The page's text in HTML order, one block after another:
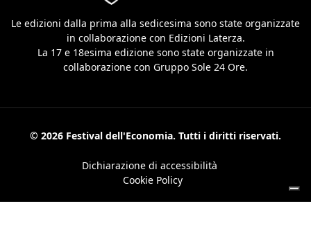
Le edizioni dalla prima alla sedicesima sono state organizzate
in collaborazione con Edizioni Laterza.
La 17 e 18esima edizione sono state organizzate in
collaborazione con Gruppo Sole 24 Ore.
© 2026 Festival dell'Economia. Tutti i diritti riservati.
Dichiarazione di accessibilità
Cookie Policy